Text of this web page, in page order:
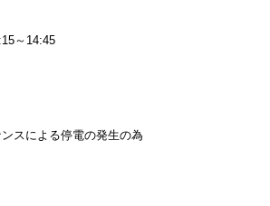
～14:45
スによる停電の発生の為